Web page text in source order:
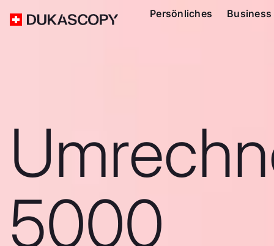
Persönliches Business
5000